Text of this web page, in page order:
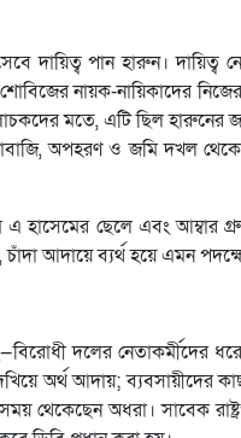
দায়িত্ব পান হারুন। দায়িত্ব
নায়ক-নায়িকাদের
মতে, এটি ছিল
অপহরণ ও জমি দখল
হাসেমের ছেলে এবং আম্বার
আদায়ে ব্যর্থ হয়ে এমন
দলের নেতাকর্মীদের ধরে
অর্থ আদায়; ব্যবসায়ীদের
অধরা। সাবেক